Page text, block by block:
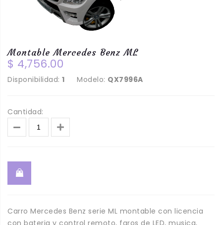
Montable Mercedes Benz ML
$ 4,756.00
Disponibilidad: 1 Modelo: QX7996A
Cantidad:
Carro Mercedes Benz serie ML montable con licencia